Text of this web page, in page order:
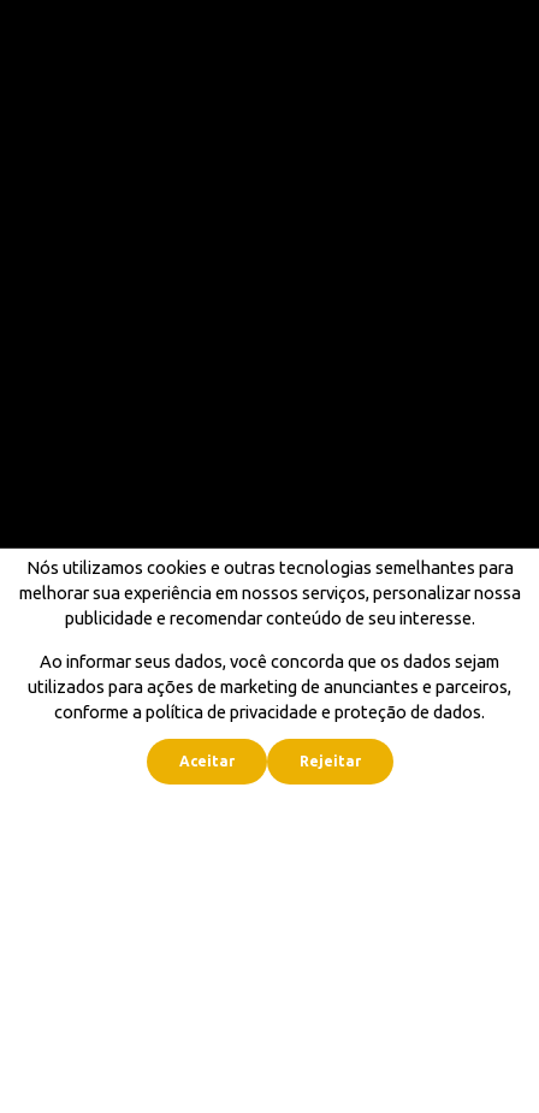
Nós utilizamos cookies e outras tecnologias semelhantes para
melhorar sua experiência em nossos serviços, personalizar nossa
publicidade e recomendar conteúdo de seu interesse.
Ao informar seus dados, você concorda que os dados sejam
utilizados para ações de marketing de anunciantes e parceiros,
conforme a política de privacidade e proteção de dados.
Aceitar Rejeitar